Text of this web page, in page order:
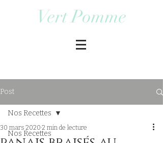
Vert Pomme
Post
Nos Recettes
Nos Recettes
30 mars 2020 2 min de lecture